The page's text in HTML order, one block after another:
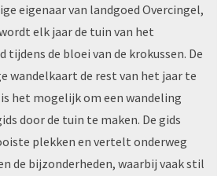
eigenaar van landgoed Overcingel,
elk jaar de tuin van het
tijdens de bloei van de krokussen. De
wandelkaart de rest van het jaar te
het mogelijk om een wandeling
door de tuin te maken. De gids
plekken en vertelt onderweg
de bijzonderheden, waarbij vaak stil